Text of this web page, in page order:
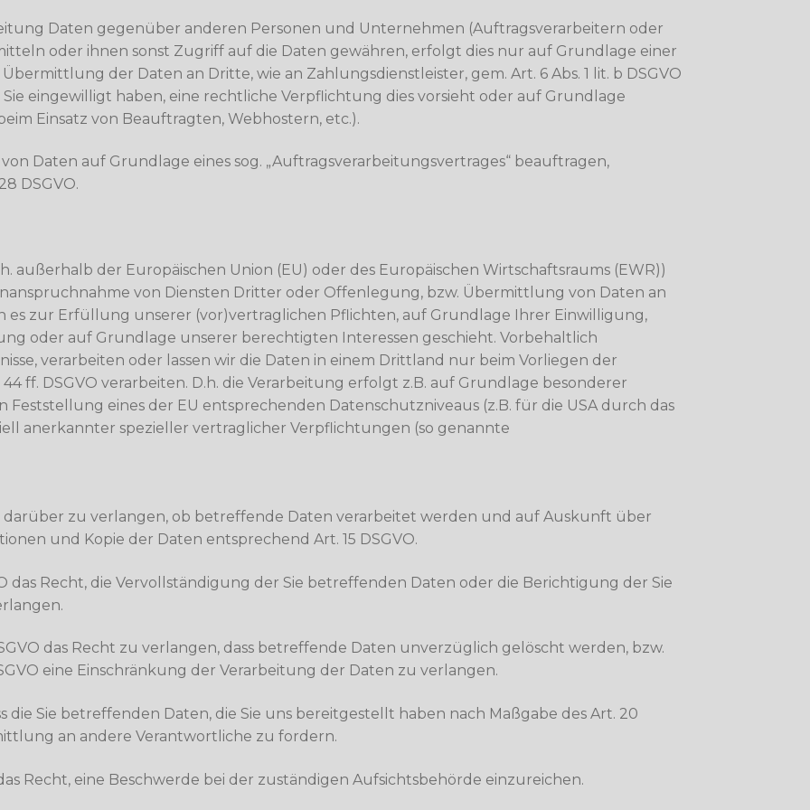
Daten gegenüber anderen Personen und Unternehmen (Auftragsverarbeitern oder
oder ihnen sonst Zugriff auf die Daten gewähren, erfolgt dies nur auf Grundlage einer
der Daten an Dritte, wie an Zahlungsdienstleister, gem. Art. 6 Abs. 1 lit. b DSGVO
eingewilligt haben, eine rechtliche Verpflichtung dies vorsieht oder auf Grundlage
Einsatz von Beauftragten, Webhostern, etc.).
Daten auf Grundlage eines sog. „Auftragsverarbeitungsvertrages“ beauftragen,
DSGVO.
außerhalb der Europäischen Union (EU) oder des Europäischen Wirtschaftsraums (EWR))
von Diensten Dritter oder Offenlegung, bzw. Übermittlung von Daten an
es zur Erfüllung unserer (vor)vertraglichen Pflichten, auf Grundlage Ihrer Einwilligung,
oder auf Grundlage unserer berechtigten Interessen geschieht. Vorbehaltlich
verarbeiten oder lassen wir die Daten in einem Drittland nur beim Vorliegen der
ff. DSGVO verarbeiten. D.h. die Verarbeitung erfolgt z.B. auf Grundlage besonderer
Feststellung eines der EU entsprechenden Datenschutzniveaus (z.B. für die USA durch das
anerkannter spezieller vertraglicher Verpflichtungen (so genannte
darüber zu verlangen, ob betreffende Daten verarbeitet werden und auf Auskunft über
und Kopie der Daten entsprechend Art. 15 DSGVO.
das Recht, die Vervollständigung der Sie betreffenden Daten oder die Berichtigung der Sie
das Recht zu verlangen, dass betreffende Daten unverzüglich gelöscht werden, bzw.
eine Einschränkung der Verarbeitung der Daten zu verlangen.
die Sie betreffenden Daten, die Sie uns bereitgestellt haben nach Maßgabe des Art. 20
an andere Verantwortliche zu fordern.
Recht, eine Beschwerde bei der zuständigen Aufsichtsbehörde einzureichen.